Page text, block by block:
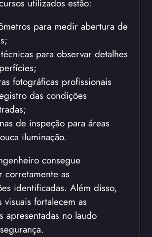
utilizados estão:
para medir abertura de
para observar detalhes
fotográficas profissionais
das condições
de inspeção para áreas
iluminação.
consegue
corretamente as
identificadas. Além disso,
fortalecem as
apresentadas no laudo